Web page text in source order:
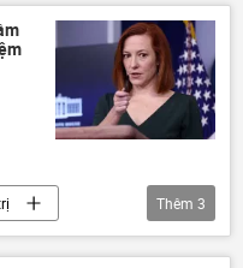
Joe Biden
Thêm 3